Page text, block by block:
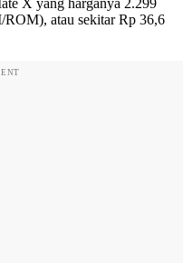
X yang harganya 2.299
atau sekitar Rp 36,6